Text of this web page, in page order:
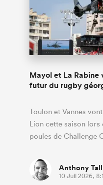
Mayol et La
futur du rugby
Toulon et Vannes
Lion cette saison lors
poules de Challenge
Anthony
10 Juil 2026,